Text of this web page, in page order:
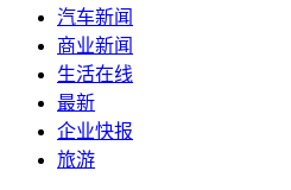
汽车新闻
商业新闻
生活在线
最新
企业快报
旅游